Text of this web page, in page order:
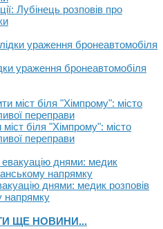
Лубінець розповів про
ураження бронеавтомобіля
біля "Хімпрому": місто
переправи
днями: медик розповів
напрямку
ЩЕ НОВИНИ...